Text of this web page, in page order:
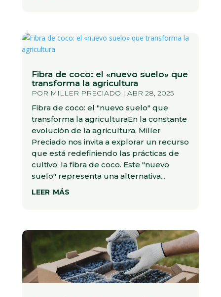
Fibra de coco: el «nuevo suelo» que
transforma la agricultura
POR MILLER PRECIADO | ABR 28, 2025
Fibra de coco: el "nuevo suelo" que
transforma la agriculturaEn la constante
evolución de la agricultura, Miller
Preciado nos invita a explorar un recurso
que está redefiniendo las prácticas de
cultivo: la fibra de coco. Este "nuevo
suelo" representa una alternativa...
leer más